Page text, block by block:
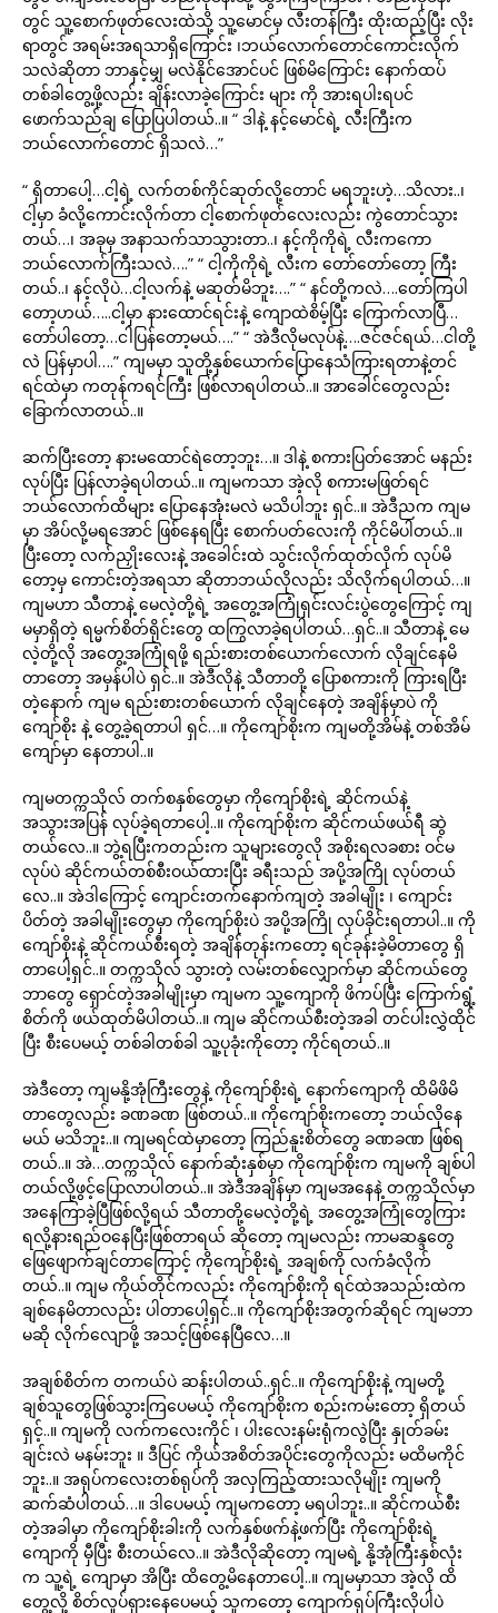
တွင် သူ့စောက်ဖုတ်လေးထဲသို့ သူ့မောင်မှ လီးတန်ကြီး ထိုးထည့်ပြီး လိုး
ရာတွင် အရမ်းအရသာရှိကြောင်း ၊ဘယ်လောက်တောင်ကောင်းလိုက်
သလဲဆိုတာ ဘာနှင့်မျှ မလဲနိုင်အောင်ပင် ဖြစ်မိကြောင်း နောက်ထပ်
တစ်ခါတွေ့ဖို့လည်း ချိန်းလာခဲ့ကြောင်း များ ကို အားရပါးရပင်
ဖောက်သည်ချ ပြောပြပါတယ်..။ “ ဒါနဲ့ နင့်မောင်ရဲ့ လီးကြီးက
ဘယ်လောက်တောင် ရှိသလဲ…”
“ ရှိတာပေါ့…ငါ့ရဲ့ လက်တစ်ကိုင်ဆုတ်လို့တောင် မရဘူးဟဲ့…သိလား..၊
ငါ့မှာ ခံလို့ကောင်းလိုက်တာ ငါ့စောက်ဖုတ်လေးလည်း ကွဲတောင်သွား
တယ်…၊ အခုမှ အနာသက်သာသွားတာ..၊ နင့်ကိုကိုရဲ့ လီးကကော
ဘယ်လောက်ကြီးသလဲ….” “ ငါ့ကိုကိုရဲ့ လီးက တော်တော်တော့ ကြီး
တယ်..၊ နင့်လိုပဲ…ငါ့လက်နဲ့ မဆုတ်မိဘူး….” “ နင်တို့ကလဲ….တော်ကြပါ
တော့ဟယ်…..ငါ့မှာ နားထောင်ရင်းနဲ့ ကျောထဲစိမ့်ပြီး ကြောက်လာပြီ…
တော်ပါတော့…ငါပြန်တော့မယ်….” “ အဲဒီလိုမလုပ်နဲ့….ဇင်ဇင်ရယ်…ငါတို့
လဲ ပြန်မှာပါ….” ကျမမှာ သူတို့နှစ်ယောက်ပြောနေသံကြားရတာနဲ့တင်
ရင်ထဲမှာ ကတုန်ကရင်ကြီး ဖြစ်လာရပါတယ်..။ အာခေါင်တွေလည်း
ခြောက်လာတယ်..။
ဆက်ပြီးတော့ နားမထောင်ရဲတော့ဘူး…။ ဒါနဲ့ စကားပြတ်အောင် မနည်း
လုပ်ပြီး ပြန်လာခဲ့ရပါတယ်..။ ကျမကသာ အဲ့လို စကားမဖြတ်ရင်
ဘယ်လောက်ထိများ ပြောနေအုံးမလဲ မသိပါဘူး ရှင်..။ အဲဒီညက ကျမ
မှာ အိပ်လို့မရအောင် ဖြစ်နေရပြီး စောက်ပတ်လေးကို ကိုင်မိပါတယ်..။
ပြီးတော့ လက်ညှိုးလေးနဲ့ အခေါင်းထဲ သွင်းလိုက်ထုတ်လိုက် လုပ်မိ
တော့မှ ကောင်းတဲ့အရသာ ဆိုတာဘယ်လိုလည်း သိလိုက်ရပါတယ်…။
ကျမဟာ သီတာနဲ့ မေလဲ့တို့ရဲ့ အတွေ့အကြုံရှင်းလင်းပွဲတွေကြောင့် ကျ
မမှာရှိတဲ့ ရမ္မက်စိတ်ရိုင်းတွေ ထကြွလာခဲ့ရပါတယ်…ရှင်..။ သီတာနဲ့ မေ
လဲ့တို့လို အတွေ့အကြုံရဖို့ ရည်းစားတစ်ယောက်လောက် လိုချင်နေမိ
တာတော့ အမှန်ပါပဲ ရှင်..။ အဲဒီလိုနဲ့ သီတာတို့ ပြောစကားကို ကြားရပြီး
တဲ့နောက် ကျမ ရည်းစားတစ်ယောက် လိုချင်နေတဲ့ အချိန်မှာပဲ ကို
ကျော်စိုး နဲ့ တွေ့ခဲ့ရတာပါ ရှင်…။ ကိုကျော်စိုးက ကျမတို့အိမ်နဲ့ တစ်အိမ်
ကျော်မှာ နေတာပါ..။
ကျမတက္ကသိုလ် တက်စနှစ်တွေမှာ ကိုကျော်စိုးရဲ့ ဆိုင်ကယ်နဲ့
အသွားအပြန် လုပ်ခဲ့ရတာပေါ့..။ ကိုကျော်စိုးက ဆိုင်ကယ်ဖယ်ရီ ဆွဲ
တယ်လေ..။ ဘွဲ့ရပြီးကတည်းက သူများတွေလို အစိုးရလခစား ဝင်မ
လုပ်ပဲ ဆိုင်ကယ်တစ်စီးဝယ်ထားပြီး ခရီးသည် အပို့အကြို လုပ်တယ်
လေ..။ အဲဒါကြောင့် ကျောင်းတက်နောက်ကျတဲ့ အခါမျိုး ၊ ကျောင်း
ပိတ်တဲ့ အခါမျိုးတွေမှာ ကိုကျော်စိုးပဲ အပို့အကြို လုပ်ခိုင်းရတာပါ..။ ကို
ကျော်စိုးနဲ့ ဆိုင်ကယ်စီးရတဲ့ အချိန်တုန်းကတော့ ရင်ခုန်းခဲ့မိတာတွေ ရှိ
တာပေါ့ရှင်..။ တက္ကသိုလ် သွားတဲ့ လမ်းတစ်လျှောက်မှာ ဆိုင်ကယ်တွေ
ဘာတွေ ရှောင်တဲ့အခါမျိုးမှာ ကျမက သူ့ကျောကို ဖိကပ်ပြီး ကြောက်ရွံ့
စိတ်ကို ဖယ်ထုတ်မိပါတယ်..။ ကျမ ဆိုင်ကယ်စီးတဲ့အခါ တင်ပါးလွှဲထိုင်
ပြီး စီးပေမယ့် တစ်ခါတစ်ခါ သူ့ပုခုံးကိုတော့ ကိုင်ရတယ်..။
အဲဒီတော့ ကျမနို့အုံကြီးတွေနဲ့ ကိုကျော်စိုးရဲ့ နောက်ကျောကို ထိမိဖိမိ
တာတွေလည်း ခဏခဏ ဖြစ်တယ်..။ ကိုကျော်စိုးကတော့ ဘယ်လိုနေ
မယ် မသိဘူး..။ ကျမရင်ထဲမှာတော့ ကြည်နူးစိတ်တွေ ခဏခဏ ဖြစ်ရ
တယ်..။ အဲ…တက္ကသိုလ် နောက်ဆုံးနှစ်မှာ ကိုကျော်စိုးက ကျမကို ချစ်ပါ
တယ်လို့ဖွင့်ပြောလာပါတယ်..။ အဲဒီအချိန်မှာ ကျမအနေနဲ့ တက္ကသိုလ်မှာ
အနေကြာခဲ့ပြီဖြစ်လို့ရယ် သီတာတို့မေလဲ့တို့ရဲ့ အတွေ့အကြုံတွေကြား
ရလို့နားရည်ဝနေပြီးဖြစ်တာရယ် ဆိုတော့ ကျမလည်း ကာမဆန္ဒတွေ
ဖြေဖျောက်ချင်တာကြောင့် ကိုကျော်စိုးရဲ့ အချစ်ကို လက်ခံလိုက်
တယ်..။ ကျမ ကိုယ်တိုင်ကလည်း ကိုကျော်စိုးကို ရင်ထဲအသည်းထဲက
ချစ်နေမိတာလည်း ပါတာပေါ့ရှင်..။ ကိုကျော်စိုးအတွက်ဆိုရင် ကျမဘာ
မဆို လိုက်လျောဖို့ အသင့်ဖြစ်နေပြီလေ…။
အချစ်စိတ်က တကယ်ပဲ ဆန်းပါတယ်..ရှင်..။ ကိုကျော်စိုးနဲ့ ကျမတို့
ချစ်သူတွေဖြစ်သွားကြပေမယ့် ကိုကျော်စိုးက စည်းကမ်းတော့ ရှိတယ်
ရှင့်..။ ကျမကို လက်ကလေးကိုင် ၊ ပါးလေးနမ်းရုံကလွဲပြီး နှုတ်ခမ်း
ချင်းလဲ မနမ်းဘူး ။ ဒီပြင် ကိုယ်အစိတ်အပိုင်းတွေကိုလည်း မထိမကိုင်
ဘူး..။ အရုပ်ကလေးတစ်ရုပ်ကို အလှကြည့်ထားသလိုမျိုး ကျမကို
ဆက်ဆံပါတယ်…။ ဒါပေမယ့် ကျမကတော့ မရပါဘူး..။ ဆိုင်ကယ်စီး
တဲ့အခါမှာ ကိုကျော်စိုးခါးကို လက်နှစ်ဖက်နဲ့ဖက်ပြီး ကိုကျော်စိုးရဲ့
ကျောကို မှီပြီး စီးတယ်လေ..။ အဲဒီလိုဆိုတော့ ကျမရဲ့ နို့အုံကြီးနှစ်လုံး
က သူ့ရဲ့ ကျောမှာ အိပြီး ထိတွေ့မိနေတာပေါ့..။ ကျမမှာသာ အဲ့လို ထိ
တွေ့လို့ စိတ်လှုပ်ရှားနေပေမယ့် သူကတော့ ကျောက်ရုပ်ကြီးလိုပါပဲ